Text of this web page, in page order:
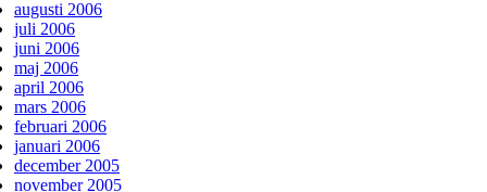
augusti 2006
juli 2006
juni 2006
maj 2006
april 2006
mars 2006
februari 2006
januari 2006
december 2005
november 2005